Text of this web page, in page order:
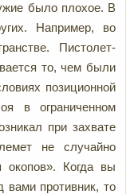
было плохое. В
Например, во
Пистолет-
то, чем были
позиционной
в ограниченном
при захвате
не случайно
Когда вы
вами противник, то